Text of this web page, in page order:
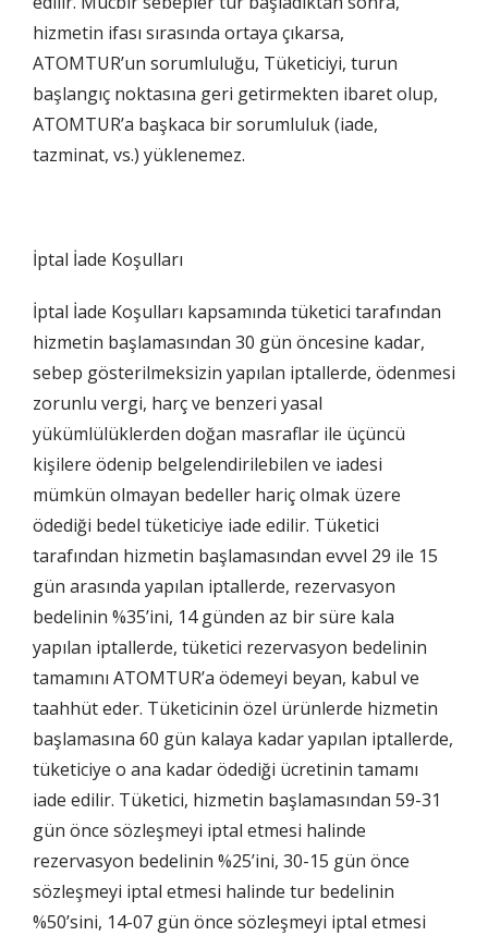
İstatistik Çerezleri
Ziyaretçilerin siteyi nasıl kullandığını anonim olarak ölçeriz.
Hangi sayfaların popüler olduğunu ve kullanıcıların nerede
zorluk yaşadığını anlamamıza yardımcı olur.
kullanılır. Kapatırsanız reklamları görmeye devam edersiniz,
ancak daha az alakalı olabilirler.
Tercihleri Kaydet
hizmetin ifası sırasında ortaya çıkarsa,
ATOMTUR’un sorumluluğu, Tüketiciyi, turun
başlangıç noktasına geri getirmekten ibaret olup,
ATOMTUR’a başkaca bir sorumluluk (iade,
tazminat, vs.) yüklenemez.
İptal İade Koşulları
İptal İade Koşulları kapsamında tüketici tarafından
hizmetin başlamasından 30 gün öncesine kadar,
sebep gösterilmeksizin yapılan iptallerde, ödenmesi
zorunlu vergi, harç ve benzeri yasal
yükümlülüklerden doğan masraflar ile üçüncü
kişilere ödenip belgelendirilebilen ve iadesi
mümkün olmayan bedeller hariç olmak üzere
ödediği bedel tüketiciye iade edilir. Tüketici
tarafından hizmetin başlamasından evvel 29 ile 15
gün arasında yapılan iptallerde, rezervasyon
bedelinin %35’ini, 14 günden az bir süre kala
yapılan iptallerde, tüketici rezervasyon bedelinin
tamamını ATOMTUR’a ödemeyi beyan, kabul ve
taahhüt eder. Tüketicinin özel ürünlerde hizmetin
başlamasına 60 gün kalaya kadar yapılan iptallerde,
tüketiciye o ana kadar ödediği ücretinin tamamı
iade edilir. Tüketici, hizmetin başlamasından 59-31
gün önce sözleşmeyi iptal etmesi halinde
rezervasyon bedelinin %25’ini, 30-15 gün önce
sözleşmeyi iptal etmesi halinde tur bedelinin
%50’sini, 14-07 gün önce sözleşmeyi iptal etmesi